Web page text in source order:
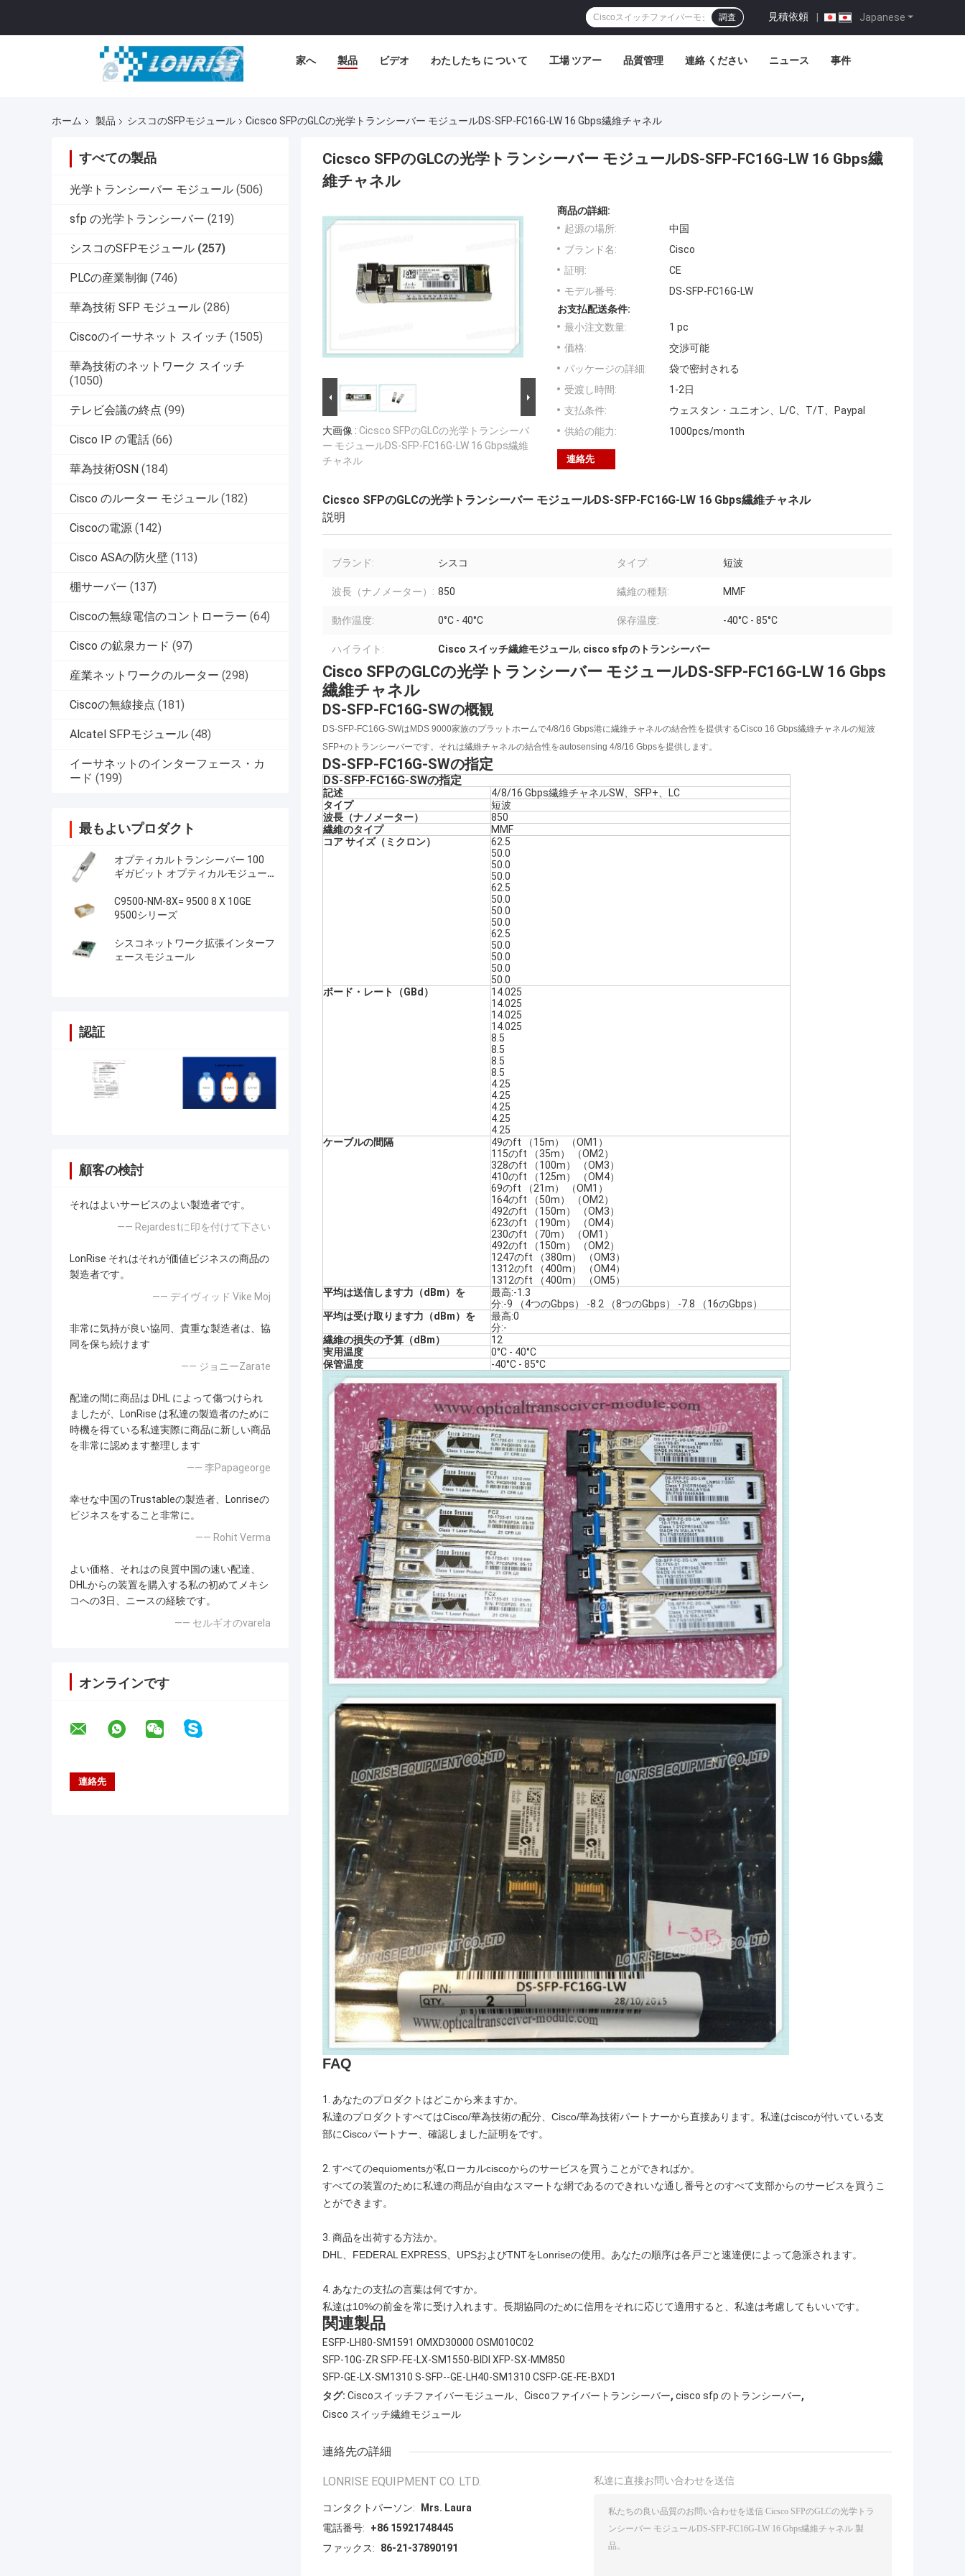
Japanese
見積依頼 |
調査
家へ 製品 ビデオ わたしたち に つい て 工場 ツアー 品質管理 連絡 ください ニュース 事件
ホーム 製品 シスコのSFPモジュール Cicsco SFPのGLCの光学トランシーバー モジュールDS-SFP-FC16G-LW 16 Gbps繊維チャネル
すべての製品
光学トランシーバー モジュール (506)
sfp の光学トランシーバー (219)
シスコのSFPモジュール (257)
PLCの産業制御 (746)
華為技術 SFP モジュール (286)
Ciscoのイーサネット スイッチ (1505)
華為技術のネットワーク スイッチ
(1050)
テレビ会議の終点 (99)
Cisco IP の電話 (66)
華為技術OSN (184)
Cisco のルーター モジュール (182)
Ciscoの電源 (142)
Cisco ASAの防火壁 (113)
棚サーバー (137)
Ciscoの無線電信のコントローラー (64)
Cisco の鉱泉カード (97)
産業ネットワークのルーター (298)
Ciscoの無線接点 (181)
Alcatel SFPモジュール (48)
イーサネットのインターフェース・カ
ード (199)
最もよいプロダクト
オプティカルトランシーバー 100
ギガビット オプティカルモジュー
C9500-NM-8X= 9500 8 X 10GE
9500シリーズ
シスコネットワーク拡張インターフ
ェースモジュール
認証
顧客の検討
それはよいサービスのよい製造者です。
—— Rejardestに印を付けて下さい
LonRise それはそれが価値ビジネスの商品の
製造者です。
—— デイヴィッド Vike Moj
非常に気持が良い協同、貴重な製造者は、協
同を保ち続けます
—— ジョニーZarate
配達の間に商品は DHL によって傷つけられ
ましたが、LonRise は私達の製造者のために
時機を得ている私達実際に商品に新しい商品
を非常に認めます整理します
—— 李Papageorge
幸せな中国のTrustableの製造者、Lonriseの
ビジネスをすること非常に。
—— Rohit Verma
よい価格、それはの良質中国の速い配達、
DHLからの装置を購入する私の初めてメキシ
コへの3日、ニースの経験です。
—— セルギオのvarela
オンラインです
Cicsco SFPのGLCの光学トランシーバー モジュールDS-SFP-FC16G-LW 16 Gbps繊
維チャネル
大画像 : Cicsco SFPのGLCの光学トランシーバ
ー モジュールDS-SFP-FC16G-LW 16 Gbps繊維
チャネル
商品の詳細:
起源の場所:
中国
ブランド名:
Cisco
証明:
CE
モデル番号:
DS-SFP-FC16G-LW
お支払配送条件:
最小注文数量:
1 pc
価格:
交渉可能
パッケージの詳細:
袋で密封される
受渡し時間:
1-2日
支払条件:
ウェスタン・ユニオン、L/C、T/T、Paypal
供給の能力:
1000pcs/month
連絡先
Cicsco SFPのGLCの光学トランシーバー モジュールDS-SFP-FC16G-LW 16 Gbps繊維チャネル
説明
ブランド: シスコ タイプ: 短波
波長（ナノメーター）: 850 繊維の種類: MMF
動作温度: 0°C - 40°C 保存温度: -40°C - 85°C
ハイライト: Cisco スイッチ繊維モジュール, cisco sfp のトランシーバー
Cisco SFPのGLCの光学トランシーバー モジュールDS-SFP-FC16G-LW 16 Gbps
繊維チャネル
DS-SFP-FC16G-SWの概観
DS-SFP-FC16G-SWはMDS 9000家族のプラットホームで4/8/16 Gbps港に繊維チャネルの結合性を提供するCisco 16 Gbps繊維チャネルの短波
SFP+のトランシーバーです。それは繊維チャネルの結合性をautosensing 4/8/16 Gbpsを提供します。
DS-SFP-FC16G-SWの指定
DS-SFP-FC16G-SWの指定
記述
4/8/16 Gbps繊維チャネルSW、SFP+、LC
タイプ
短波
波長（ナノメーター）
850
繊維のタイプ
MMF
コア サイズ（ミクロン）
62.5
50.0
50.0
50.0
62.5
50.0
50.0
50.0
62.5
50.0
50.0
50.0
50.0
ボード・レート（GBd）
14.025
14.025
14.025
14.025
8.5
8.5
8.5
8.5
4.25
4.25
4.25
4.25
4.25
ケーブルの間隔
49のft （15m） （OM1）
115のft （35m） （OM2）
328のft （100m） （OM3）
410のft （125m） （OM4）
69のft （21m） （OM1）
164のft （50m） （OM2）
492のft （150m） （OM3）
623のft （190m） （OM4）
230のft （70m） （OM1）
492のft （150m） （OM2）
1247のft （380m） （OM3）
1312のft （400m） （OM4）
1312のft （400m） （OM5）
平均は送信します力（dBm）を
最高:-1.3
分:-9 （4つのGbps） -8.2 （8つのGbps） -7.8 （16のGbps）
平均は受け取ります力（dBm）を
最高:0
分:-
繊維の損失の予算（dBm）
12
実用温度
0°C - 40°C
保管温度
-40°C - 85°C
FAQ
1. あなたのプロダクトはどこから来ますか。
私達のプロダクトすべてはCisco/華為技術の配分、Cisco/華為技術パートナーから直接あります。私達はciscoが付いている支
部にCiscoパートナー、確認しました証明をです。
2. すべてのequiomentsが私ローカルciscoからのサービスを買うことができればか。
すべての装置のために私達の商品が自由なスマートな網であるのできれいな通し番号とのすべて支部からのサービスを買うこ
とができます。
3. 商品を出荷する方法か。
DHL、FEDERAL EXPRESS、UPSおよびTNTをLonriseの使用。あなたの順序は各戸ごと速達便によって急派されます。
4. あなたの支払の言葉は何ですか。
私達は10%の前金を常に受け入れます。長期協同のために信用をそれに応じて適用すると、私達は考慮してもいいです。
関連製品
ESFP-LH80-SM1591 OMXD30000 OSM010C02
SFP-10G-ZR SFP-FE-LX-SM1550-BIDI XFP-SX-MM850
SFP-GE-LX-SM1310 S-SFP--GE-LH40-SM1310 CSFP-GE-FE-BXD1
タグ: Ciscoスイッチファイバーモジュール、Ciscoファイバートランシーバー, cisco sfp のトランシーバー,
Cisco スイッチ繊維モジュール
連絡先の詳細
LONRISE EQUIPMENT CO. LTD.
コンタクトパーソン:
Mrs. Laura
電話番号:
+86 15921748445
ファックス:
86-21-37890191
私達に直接お問い合わせを送信